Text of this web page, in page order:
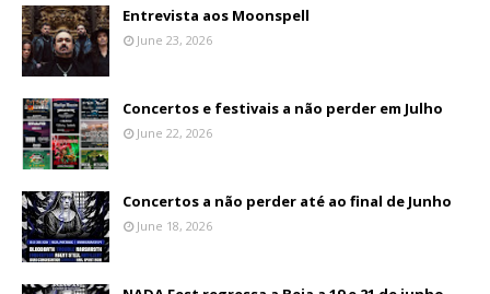
Entrevista aos Moonspell
June 23, 2026
Concertos e festivais a não perder em Julho
June 22, 2026
Concertos a não perder até ao final de Junho
June 18, 2026